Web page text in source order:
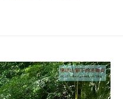
古道-竹篙山-瑪礁古道-
和宮